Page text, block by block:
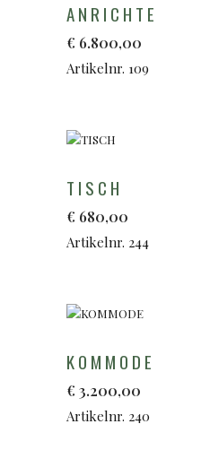
ANRICHTE
€ 6.800,00
Artikelnr. 109
TISCH
€ 680,00
Artikelnr. 244
KOMMODE
€ 3.200,00
Artikelnr. 240